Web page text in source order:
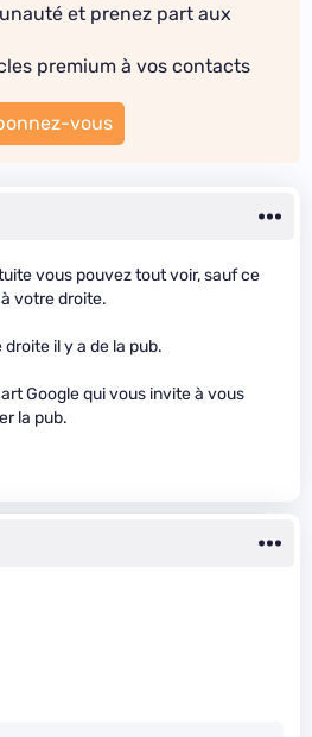
et prenez part aux
premium à vos contacts
vous
vous pouvez tout voir, sauf ce
votre droite.
il y a de la pub.
Google qui vous invite à vous
la pub.